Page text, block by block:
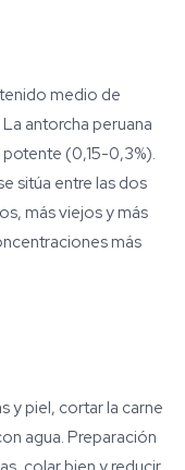
medio de
antorcha peruana
potente (0,15-0,3%).
sitúa entre las dos
más viejos y más
más
y piel, cortar la carne
agua. Preparación